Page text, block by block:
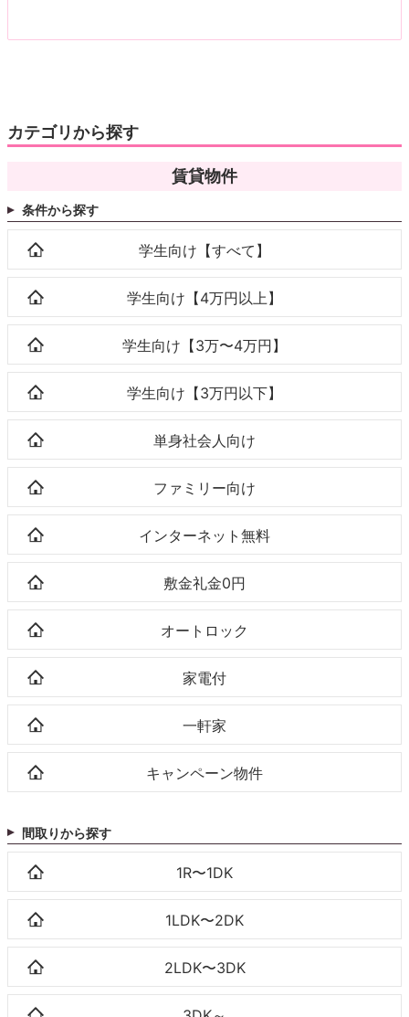
カテゴリから探す
賃貸物件
条件から探す
学生向け【すべて】
学生向け【4万円以上】
学生向け【3万〜4万円】
学生向け【3万円以下】
単身社会人向け
ファミリー向け
インターネット無料
敷金礼金0円
オートロック
家電付
一軒家
キャンペーン物件
間取りから探す
1R〜1DK
1LDK〜2DK
2LDK〜3DK